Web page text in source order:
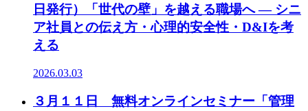
日発行）「世代の壁」を越える職場へ ― シニ
ア社員との伝え方・心理的安全性・D&Iを考
える
2026.03.03
３月１１日 無料オンラインセミナー「管理